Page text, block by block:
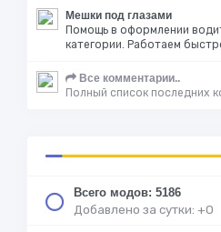
Мешки под глазами
Помощь в оформлении
категории. Работаем
Все комментарии..
Полный список последних
Всего модов: 5186
Добавлено за сутки: +0